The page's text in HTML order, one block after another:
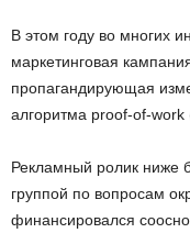
В этом году во многих
маркетинговая
пропагандирующая
алгоритма proof-of-work
Рекламный ролик ниже
группой по вопросам
финансировался